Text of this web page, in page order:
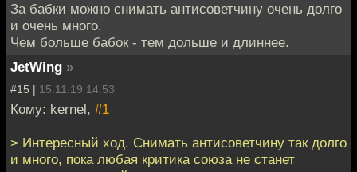
За бабки можно снимать антисоветчину очень долго
и очень много.
Чем больше бабок - тем дольше и длиннее.
JetWing »
#15 | 15.11.19 14:53
Кому: kernel, #1
> Интересный ход. Снимать антисоветчину так долго
и много, пока любая критика союза не станет